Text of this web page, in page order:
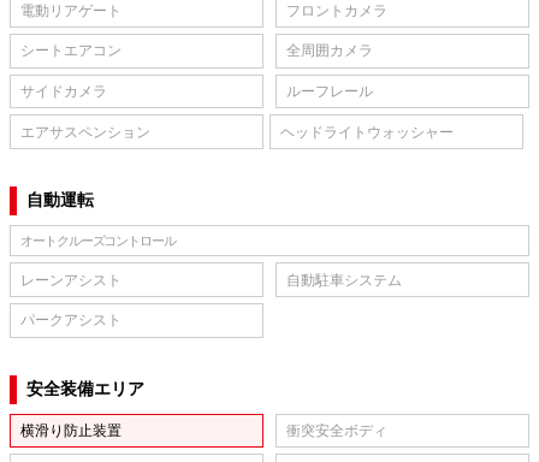
電動リアゲート フロントカメラ
シートエアコン 全周囲カメラ
サイドカメラ ルーフレール
エアサスペンション ヘッドライトウォッシャー
自動運転
オートクルーズコントロール
レーンアシスト 自動駐車システム
パークアシスト
安全装備エリア
横滑り防止装置 衝突安全ボディ